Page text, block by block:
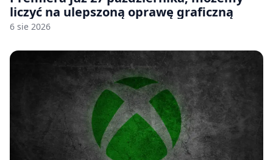
liczyć na ulepszoną oprawę graficzną
6 sie 2026